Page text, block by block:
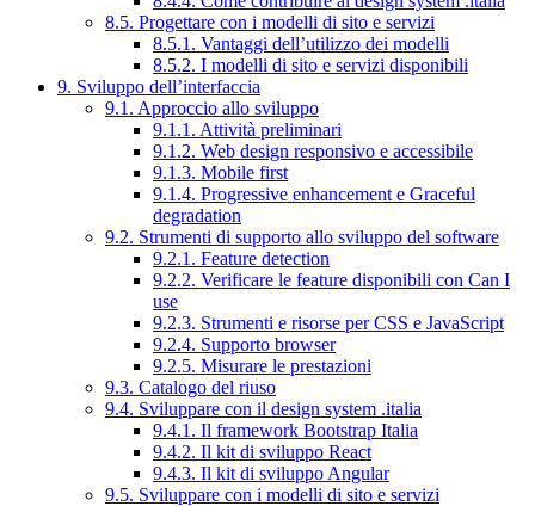
8.5. Progettare con i modelli di sito e servizi
8.5.1. Vantaggi dell’utilizzo dei modelli
8.5.2. I modelli di sito e servizi disponibili
9. Sviluppo dell’interfaccia
9.1. Approccio allo sviluppo
9.1.1. Attività preliminari
9.1.2. Web design responsivo e accessibile
9.1.3. Mobile first
9.1.4. Progressive enhancement e Graceful
degradation
9.2. Strumenti di supporto allo sviluppo del software
9.2.1. Feature detection
9.2.2. Verificare le feature disponibili con Can I
use
9.2.3. Strumenti e risorse per CSS e JavaScript
9.2.4. Supporto browser
9.2.5. Misurare le prestazioni
9.3. Catalogo del riuso
9.4. Sviluppare con il design system .italia
9.4.1. Il framework Bootstrap Italia
9.4.2. Il kit di sviluppo React
9.4.3. Il kit di sviluppo Angular
9.5. Sviluppare con i modelli di sito e servizi